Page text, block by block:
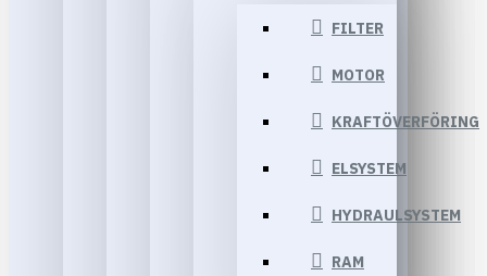
FILTER
MOTOR
KRAFTÖVERFÖRING
ELSYSTEM
HYDRAULSYSTEM
RAM